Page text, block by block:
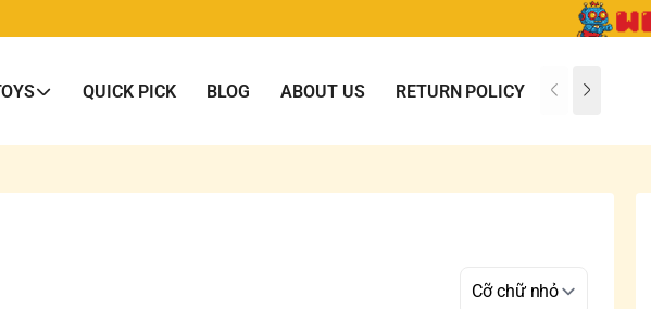
QUICK PICK BLOG ABOUT US RETURN POLICY CONTACT US